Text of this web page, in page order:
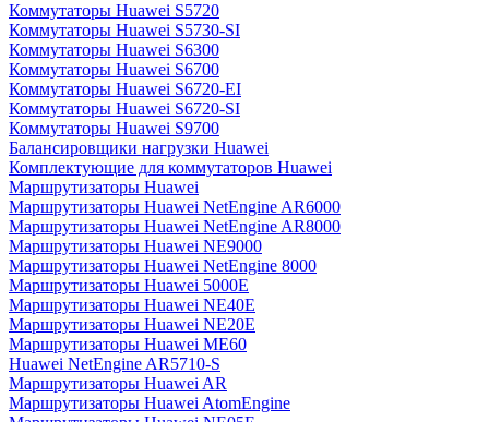
Коммутаторы Huawei S5720
Коммутаторы Huawei S5730-SI
Коммутаторы Huawei S6300
Коммутаторы Huawei S6700
Коммутаторы Huawei S6720-EI
Коммутаторы Huawei S6720-SI
Коммутаторы Huawei S9700
Балансировщики нагрузки Huawei
Комплектующие для коммутаторов Huawei
Маршрутизаторы Huawei
Маршрутизаторы Huawei NetEngine AR6000
Маршрутизаторы Huawei NetEngine AR8000
Маршрутизаторы Huawei NE9000
Маршрутизаторы Huawei NetEngine 8000
Маршрутизаторы Huawei 5000E
Маршрутизаторы Huawei NE40E
Маршрутизаторы Huawei NE20E
Маршрутизаторы Huawei ME60
Huawei NetEngine AR5710-S
Маршрутизаторы Huawei AR
Маршрутизаторы Huawei AtomEngine